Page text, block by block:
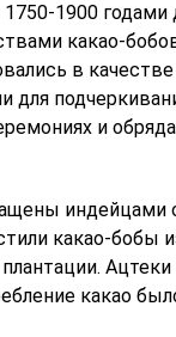
1900
какао-
в
и
индейцами
какао-бобы
Ацтеки
какао